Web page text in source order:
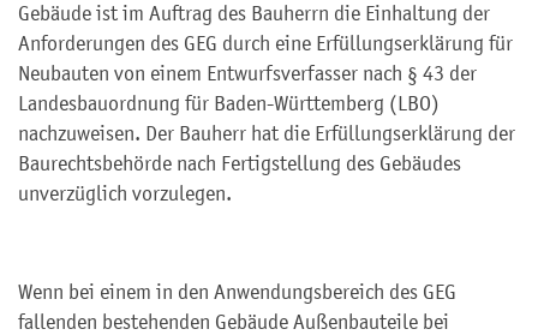
Gebäude ist im Auftrag des Bauherrn die Einhaltung der
Anforderungen des GEG durch eine Erfüllungserklärung für
Neubauten von einem Entwurfsverfasser nach § 43 der
Landesbauordnung für Baden-Württemberg (LBO)
nachzuweisen. Der Bauherr hat die Erfüllungserklärung der
Baurechtsbehörde nach Fertigstellung des Gebäudes
unverzüglich vorzulegen.
Wenn bei einem in den Anwendungsbereich des GEG
fallenden bestehenden Gebäude Außenbauteile bei